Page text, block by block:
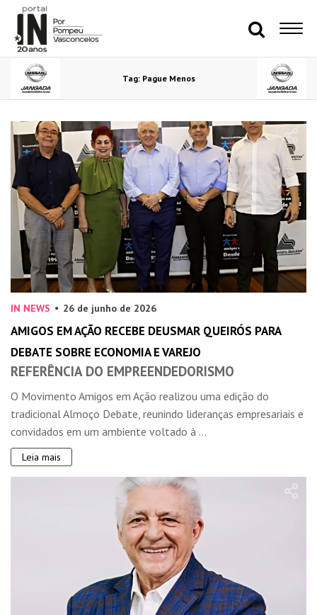
Tag: Pague Menos
IN NEWS 26 de junho de 2026
AMIGOS EM AÇÃO RECEBE DEUSMAR QUEIRÓS PARA
DEBATE SOBRE ECONOMIA E VAREJO
REFERÊNCIA DO EMPREENDEDORISMO
O Movimento Amigos em Ação realizou uma edição do
tradicional Almoço Debate, reunindo lideranças empresariais e
convidados em um ambiente voltado à ...
Leia mais